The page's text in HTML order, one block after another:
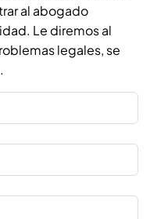
al abogado
Le diremos al
legales, se